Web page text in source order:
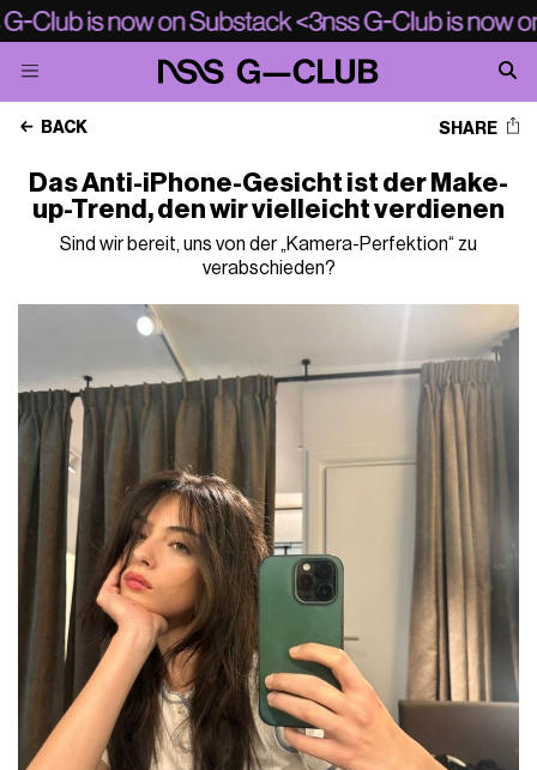
BACK SHARE
Das Anti-iPhone-Gesicht ist der Make-
up-Trend, den wir vielleicht verdienen
Sind wir bereit, uns von der „Kamera-Perfektion“ zu
verabschieden?